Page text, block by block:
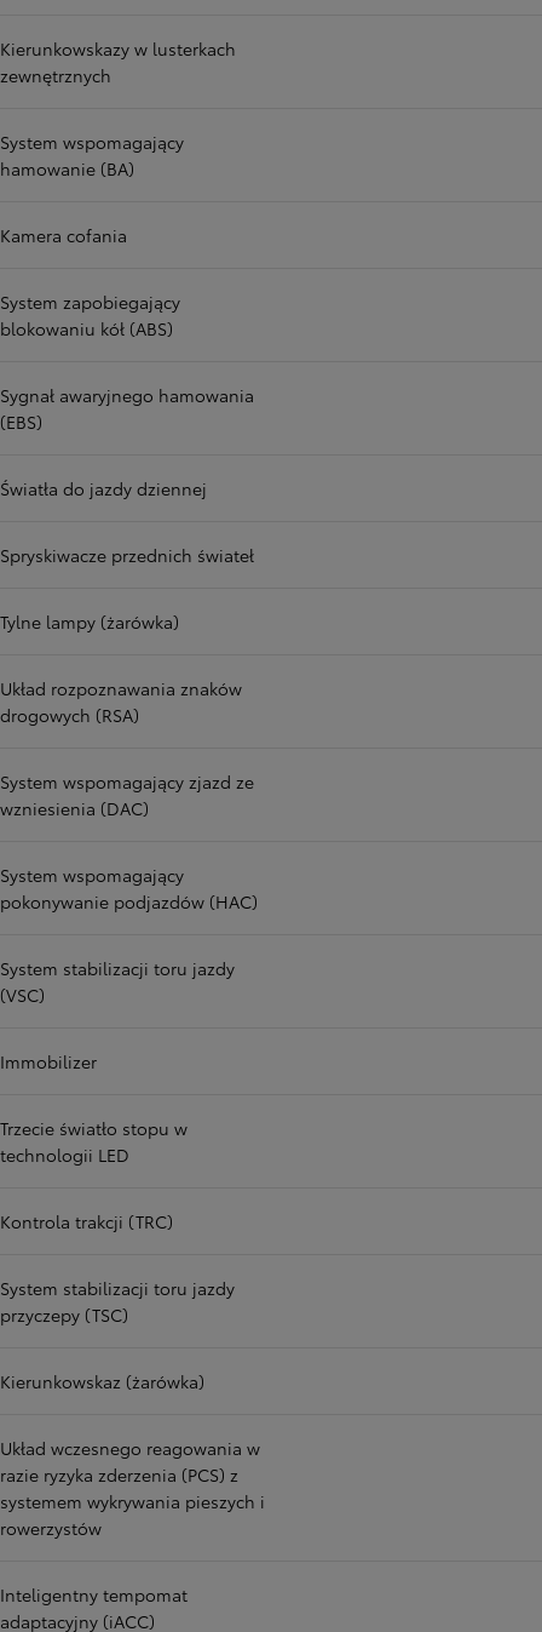
Kierunkowskazy w lusterkach
zewnętrznych
System wspomagający
hamowanie (BA)
Kamera cofania
System zapobiegający
blokowaniu kół (ABS)
Sygnał awaryjnego hamowania
(EBS)
Światła do jazdy dziennej
Spryskiwacze przednich świateł
Tylne lampy (żarówka)
Układ rozpoznawania znaków
drogowych (RSA)
System wspomagający zjazd ze
wzniesienia (DAC)
System wspomagający
pokonywanie podjazdów (HAC)
System stabilizacji toru jazdy
(VSC)
Immobilizer
Trzecie światło stopu w
technologii LED
Kontrola trakcji (TRC)
System stabilizacji toru jazdy
przyczepy (TSC)
Kierunkowskaz (żarówka)
Układ wczesnego reagowania w
razie ryzyka zderzenia (PCS) z
systemem wykrywania pieszych i
rowerzystów
Inteligentny tempomat
adaptacyjny (iACC)